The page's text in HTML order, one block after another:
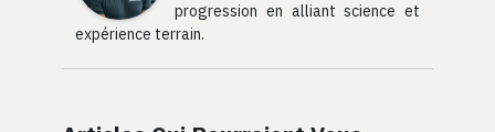
progression en alliant science et
expérience terrain.